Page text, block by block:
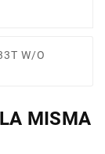
W/O
MISMA